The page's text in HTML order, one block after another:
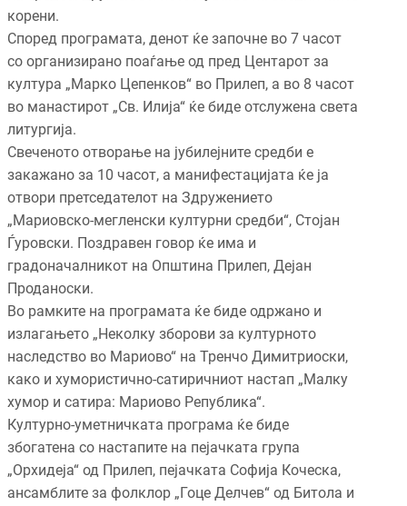
корени.
Според програмата, денот ќе започне во 7 часот
со организирано поаѓање од пред Центарот за
култура „Марко Цепенков“ во Прилеп, а во 8 часот
во манастирот „Св. Илија“ ќе биде отслужена света
литургија.
Свеченото отворање на јубилејните средби е
закажано за 10 часот, а манифестацијата ќе ја
отвори претседателот на Здружението
„Мариовско-мегленски културни средби“, Стојан
Ѓуровски. Поздравен говор ќе има и
градоначалникот на Општина Прилеп, Дејан
Проданоски.
Во рамките на програмата ќе биде одржано и
излагањето „Неколку зборови за културното
наследство во Мариово“ на Тренчо Димитриоски,
како и хумористично-сатиричниот настап „Малку
хумор и сатира: Мариово Република“.
Културно-уметничката програма ќе биде
збогатена со настапите на пејачката група
„Орхидеја“ од Прилеп, пејачката Софија Коческа,
ансамблите за фолклор „Гоце Делчев“ од Битола и